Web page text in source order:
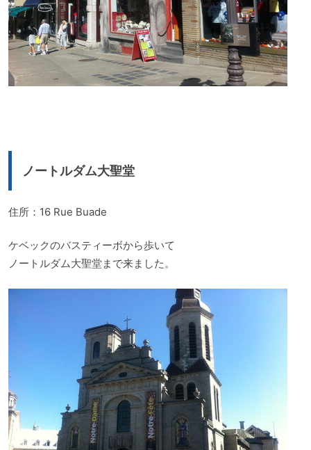
ノートルダム大聖堂
住所：16 Rue Buade
ケベックのバスティーボから歩いて
ノートルダム大聖堂まで来ました。